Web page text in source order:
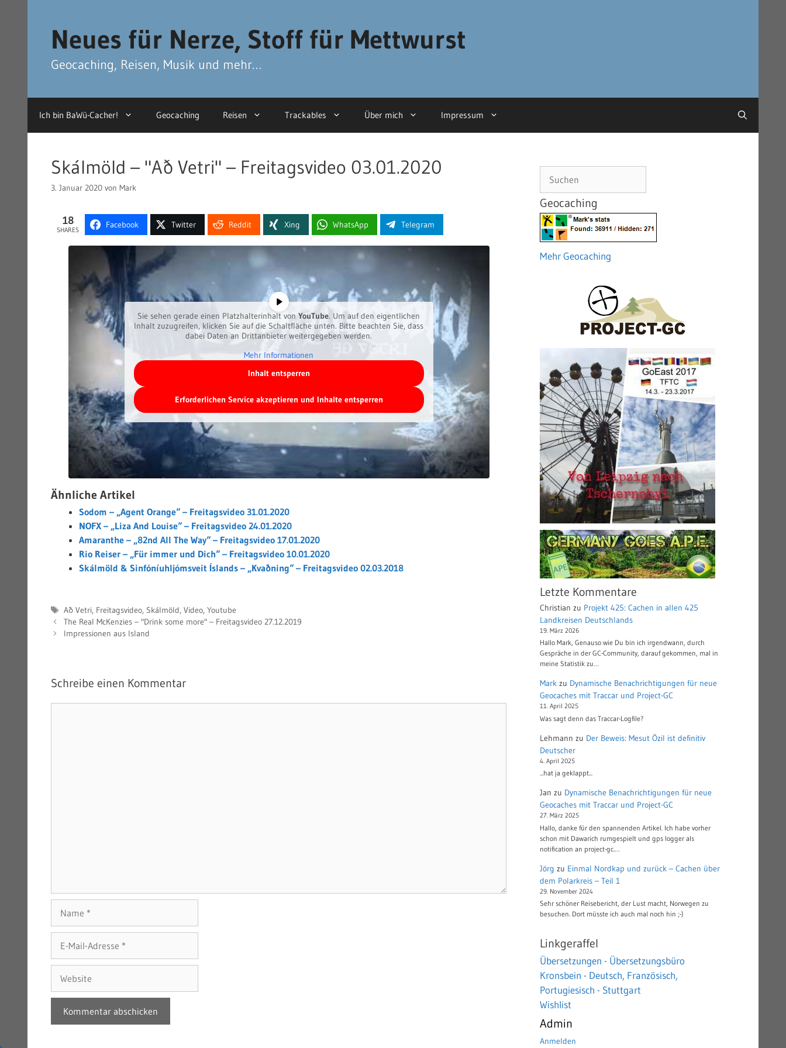
Neues für Nerze, Stoff für Mettwurst
Geocaching, Reisen, Musik und mehr…
Ich bin BaWü-Cacher! Geocaching Reisen Trackables Über mich Impressum
Skálmöld – "Að Vetri" – Freitagsvideo 03.01.2020
3. Januar 2020 von Mark
18
SHARES
Facebook Twitter Reddit Xing WhatsApp Telegram
Sie sehen gerade einen Platzhalterinhalt von YouTube. Um auf den eigentlichen
Inhalt zuzugreifen, klicken Sie auf die Schaltfläche unten. Bitte beachten Sie, dass
dabei Daten an Drittanbieter weitergegeben werden.
Mehr Informationen
Inhalt entsperren
Erforderlichen Service akzeptieren und Inhalte entsperren
Ähnliche Artikel
Sodom – „Agent Orange“ – Freitagsvideo 31.01.2020
NOFX – „Liza And Louise“ – Freitagsvideo 24.01.2020
Amaranthe – „82nd All The Way“ – Freitagsvideo 17.01.2020
Rio Reiser – „Für immer und Dich“ – Freitagsvideo 10.01.2020
Skálmöld & Sinfóníuhljómsveit Íslands – „Kvaðning“ – Freitagsvideo 02.03.2018
Schlagwörter
Að Vetri, Freitagsvideo, Skálmöld, Video, Youtube
The Real McKenzies – "Drink some more" – Freitagsvideo 27.12.2019
Impressionen aus Island
Schreibe einen Kommentar
Mail-
Adresse
Geocaching
Mehr Geocaching
Letzte Kommentare
Christian zu Projekt 425: Cachen in allen 425
Landkreisen Deutschlands
19. März 2026
Hallo Mark, Genauso wie Du bin ich irgendwann, durch
Gespräche in der GC-Community, darauf gekommen, mal in
meine Statistik zu…
Mark zu Dynamische Benachrichtigungen für neue
Geocaches mit Traccar und Project-GC
11. April 2025
Was sagt denn das Traccar-Logfile?
Lehmann zu Der Beweis: Mesut Özil ist definitiv
Deutscher
4. April 2025
...hat ja geklappt...
Jan zu Dynamische Benachrichtigungen für neue
Geocaches mit Traccar und Project-GC
27. März 2025
Hallo, danke für den spannenden Artikel. Ich habe vorher
schon mit Dawarich rumgespielt und gps logger als
notification an project-gc.…
Jörg zu Einmal Nordkap und zurück – Cachen über
dem Polarkreis – Teil 1
29. November 2024
Sehr schöner Reisebericht, der Lust macht, Norwegen zu
besuchen. Dort müsste ich auch mal noch hin ;-)
Linkgeraffel
Übersetzungen - Übersetzungsbüro
Kronsbein - Deutsch, Französisch,
Portugiesisch - Stuttgart
Wishlist
Admin
Anmelden